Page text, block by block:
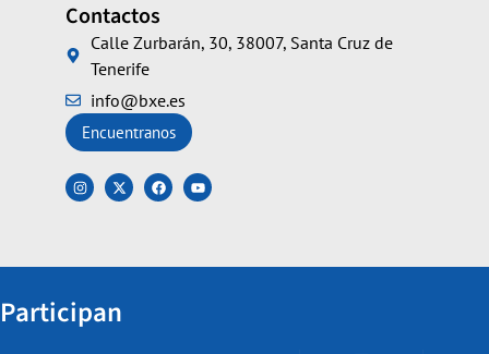
Contactos
Calle Zurbarán, 30, 38007, Santa Cruz de
Tenerife
info@bxe.es
Encuentranos
Participan